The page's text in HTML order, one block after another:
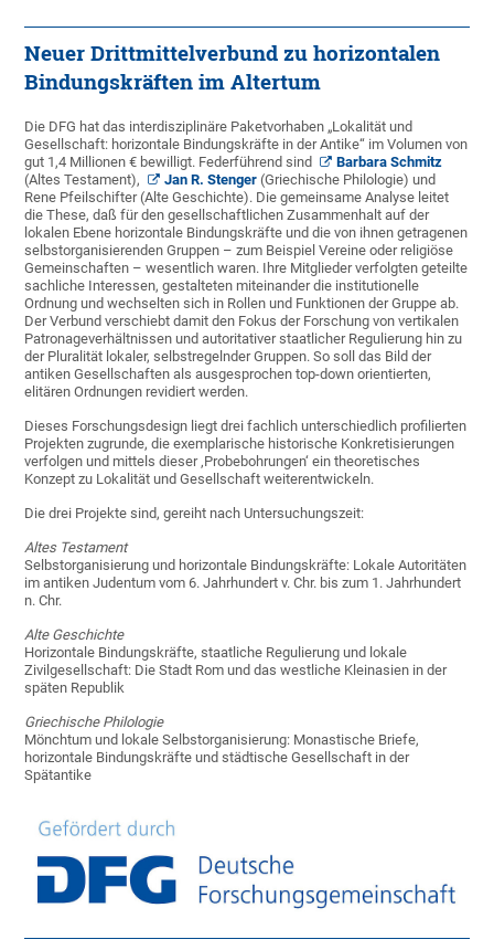
Neuer Drittmittelverbund zu horizontalen
Bindungskräften im Altertum
Die DFG hat das interdisziplinäre Paketvorhaben „Lokalität und
Gesellschaft: horizontale Bindungskräfte in der Antike“ im Volumen von
gut 1,4 Millionen € bewilligt. Federführend sind
Barbara Schmitz
(Altes Testament),
Jan R. Stenger (Griechische Philologie) und
Rene Pfeilschifter (Alte Geschichte). Die gemeinsame Analyse leitet
die These, daß für den gesellschaftlichen Zusammenhalt auf der
lokalen Ebene horizontale Bindungskräfte und die von ihnen getragenen
selbstorganisierenden Gruppen – zum Beispiel Vereine oder religiöse
Gemeinschaften – wesentlich waren. Ihre Mitglieder verfolgten geteilte
sachliche Interessen, gestalteten miteinander die institutionelle
Ordnung und wechselten sich in Rollen und Funktionen der Gruppe ab.
Der Verbund verschiebt damit den Fokus der Forschung von vertikalen
Patronageverhältnissen und autoritativer staatlicher Regulierung hin zu
der Pluralität lokaler, selbstregelnder Gruppen. So soll das Bild der
antiken Gesellschaften als ausgesprochen top-down orientierten,
elitären Ordnungen revidiert werden.
Dieses Forschungsdesign liegt drei fachlich unterschiedlich profilierten
Projekten zugrunde, die exemplarische historische Konkretisierungen
verfolgen und mittels dieser ‚Probebohrungen‘ ein theoretisches
Konzept zu Lokalität und Gesellschaft weiterentwickeln.
Die drei Projekte sind, gereiht nach Untersuchungszeit:
Altes Testament
Selbstorganisierung und horizontale Bindungskräfte: Lokale Autoritäten
im antiken Judentum vom 6. Jahrhundert v. Chr. bis zum 1. Jahrhundert
n. Chr.
Alte Geschichte
Horizontale Bindungskräfte, staatliche Regulierung und lokale
Zivilgesellschaft: Die Stadt Rom und das westliche Kleinasien in der
späten Republik
Griechische Philologie
Mönchtum und lokale Selbstorganisierung: Monastische Briefe,
horizontale Bindungskräfte und städtische Gesellschaft in der
Spätantike